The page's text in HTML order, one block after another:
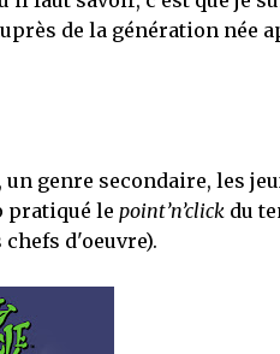
de la génération née
genre secondaire, les
pratiqué le point’n’clickdu
chefs d'oeuvre).